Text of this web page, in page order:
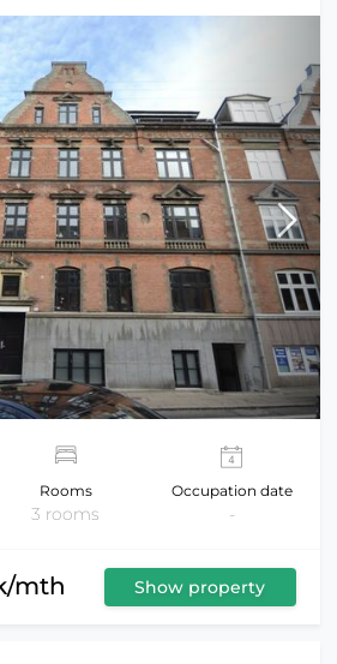
Rooms
3 rooms
Occupation date
-
mth Show property